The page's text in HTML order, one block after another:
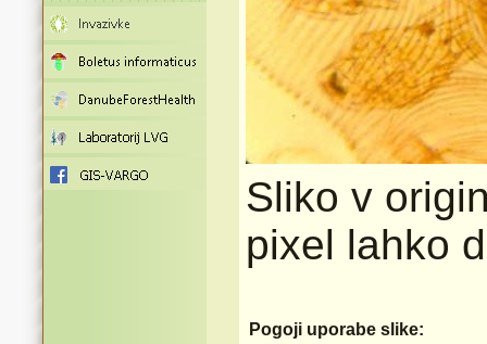
Sliko v
pixel lahko
Pogoji uporabe slike: